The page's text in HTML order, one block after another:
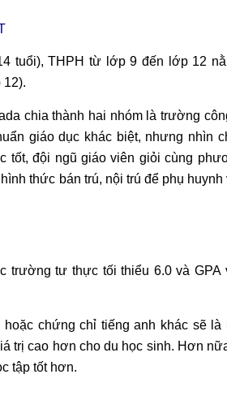
tuổi), THPH từ lớp 9 đến lớp 12
chia thành hai nhóm là trường
giáo dục khác biệt, nhưng nhìn
đội ngũ giáo viên giỏi cùng
thức bán trú, nội trú để phụ
trường tư thực tối thiểu 6.0 và GPA
chứng chỉ tiếng anh khác sẽ là
trị cao hơn cho du học sinh. Hơn
tập tốt hơn.